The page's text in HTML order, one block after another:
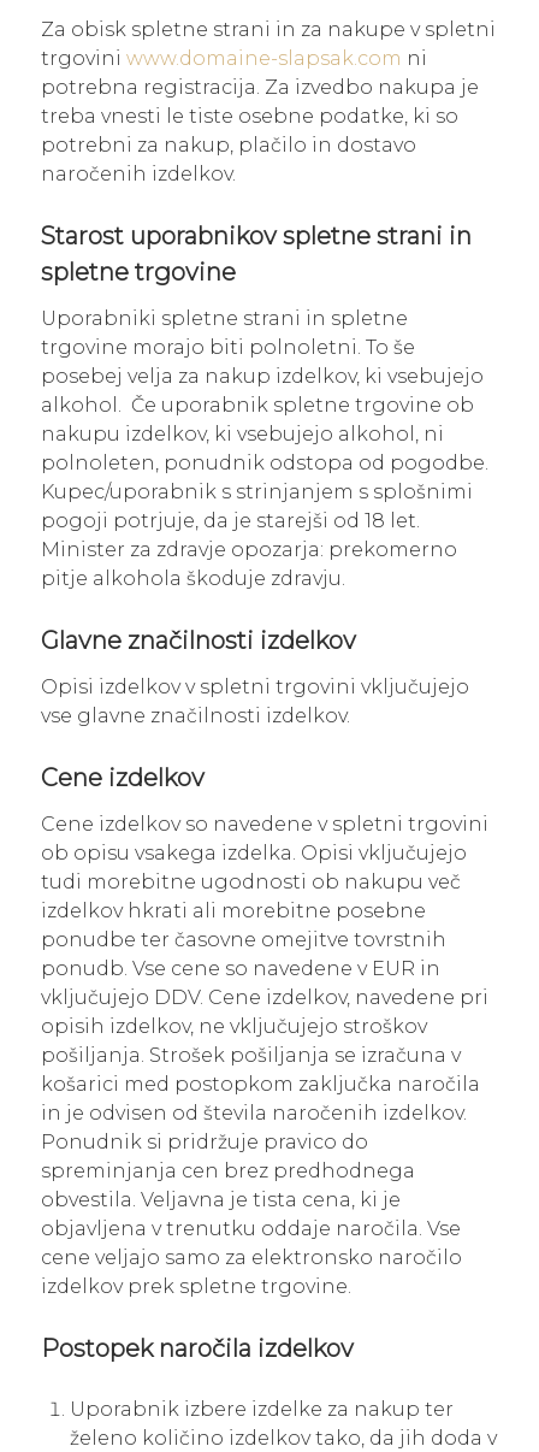
Za obisk spletne strani in za nakupe v spletni
trgovini www.domaine-slapsak.com ni
potrebna registracija. Za izvedbo nakupa je
treba vnesti le tiste osebne podatke, ki so
potrebni za nakup, plačilo in dostavo
naročenih izdelkov.
Starost uporabnikov spletne strani in
spletne trgovine
Uporabniki spletne strani in spletne
trgovine morajo biti polnoletni. To še
posebej velja za nakup izdelkov, ki vsebujejo
alkohol. Če uporabnik spletne trgovine ob
nakupu izdelkov, ki vsebujejo alkohol, ni
polnoleten, ponudnik odstopa od pogodbe.
Kupec/uporabnik s strinjanjem s splošnimi
pogoji potrjuje, da je starejši od 18 let.
Minister za zdravje opozarja: prekomerno
pitje alkohola škoduje zdravju.
Glavne značilnosti izdelkov
Opisi izdelkov v spletni trgovini vključujejo
vse glavne značilnosti izdelkov.
Cene izdelkov
Cene izdelkov so navedene v spletni trgovini
ob opisu vsakega izdelka. Opisi vključujejo
tudi morebitne ugodnosti ob nakupu več
izdelkov hkrati ali morebitne posebne
ponudbe ter časovne omejitve tovrstnih
ponudb. Vse cene so navedene v EUR in
vključujejo DDV. Cene izdelkov, navedene pri
opisih izdelkov, ne vključujejo stroškov
pošiljanja. Strošek pošiljanja se izračuna v
košarici med postopkom zaključka naročila
in je odvisen od števila naročenih izdelkov.
Ponudnik si pridržuje pravico do
spreminjanja cen brez predhodnega
obvestila. Veljavna je tista cena, ki je
objavljena v trenutku oddaje naročila. Vse
cene veljajo samo za elektronsko naročilo
izdelkov prek spletne trgovine.
Postopek naročila izdelkov
Uporabnik izbere izdelke za nakup ter
želeno količino izdelkov tako, da jih doda v